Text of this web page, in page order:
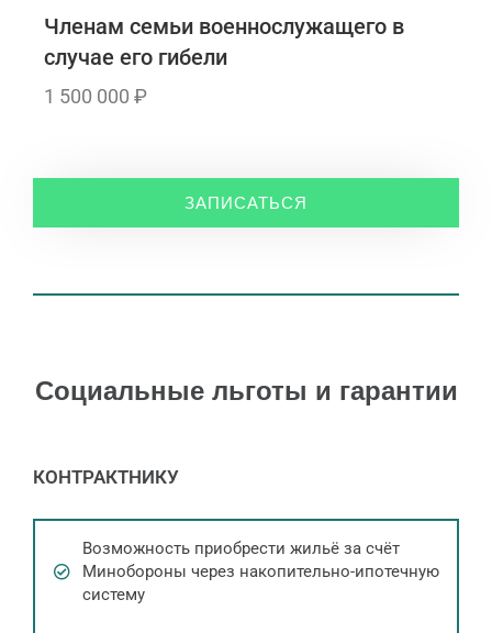
Членам семьи военнослужащего в
случае его гибели
1 500 000 ₽
ЗАПИСАТЬСЯ
Социальные льготы и гарантии
КОНТРАКТНИКУ
Возможность приобрести жильё за счёт
Минобороны через накопительно-ипотечную
систему